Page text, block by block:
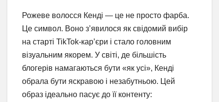
Рожеве волосся Кенді — це не просто фарба.
Це символ. Воно з’явилося як свідомий вибір
на старті TikTok-кар’єри і стало головним
візуальним якорем. У світі, де більшість
блогерів намагаються бути «як усі», Кенді
обрала бути яскравою і незабутньою. Цей
образ ідеально пасує до її контенту: